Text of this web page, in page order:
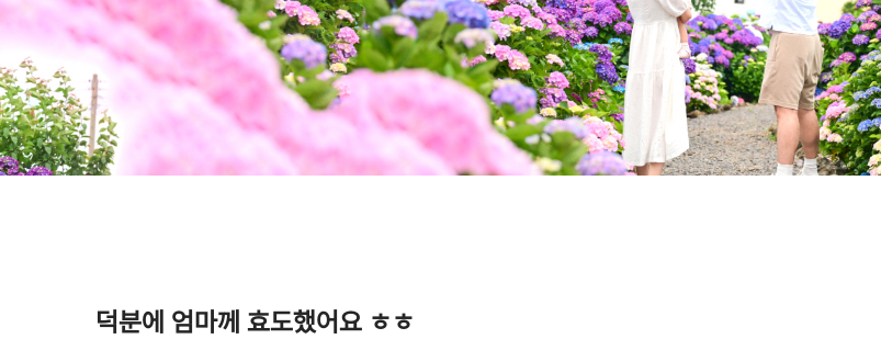
덕분에 엄마께 효도했어요 ㅎㅎ